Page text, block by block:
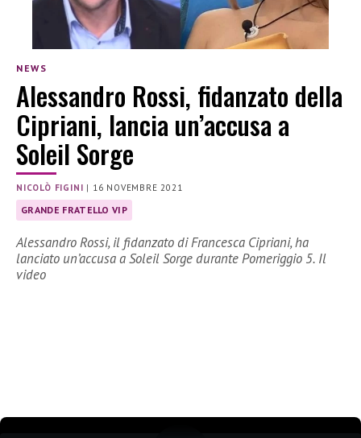
NEWS
Alessandro Rossi, fidanzato della
Cipriani, lancia un’accusa a
Soleil Sorge
NICOLÒ FIGINI | 16 NOVEMBRE 2021
GRANDE FRATELLO VIP
Alessandro Rossi, il fidanzato di Francesca Cipriani, ha
lanciato un’accusa a Soleil Sorge durante Pomeriggio 5. Il
video